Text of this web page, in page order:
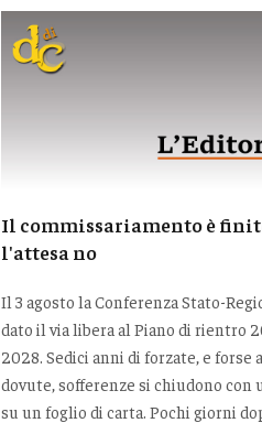
Il commissariamento è
l'attesa no
Il 3 agosto la Conferenza Stato-
dato il via libera al Piano di rientro
2028. Sedici anni di forzate, e forse
dovute, sofferenze si chiudono con
su un foglio di carta. Pochi giorni